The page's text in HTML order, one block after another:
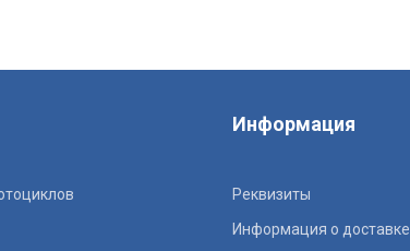
Информация
Реквизиты
Информация о доставке